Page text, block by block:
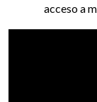
acceso a